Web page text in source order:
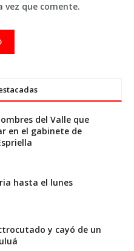
vez que comente.
del Valle que
en el gabinete de
hasta el lunes
y cayó de un